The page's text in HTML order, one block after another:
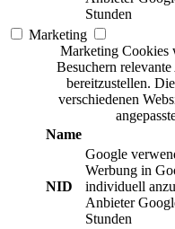
Stunden
Marketing
Marketing Cookies
Besuchern
bereitzustellen.
verschiedenen
Name
NID
Google
Werbung in
individuell
Anbieter
Stunden